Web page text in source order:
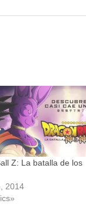
Z: La batalla de los
2014